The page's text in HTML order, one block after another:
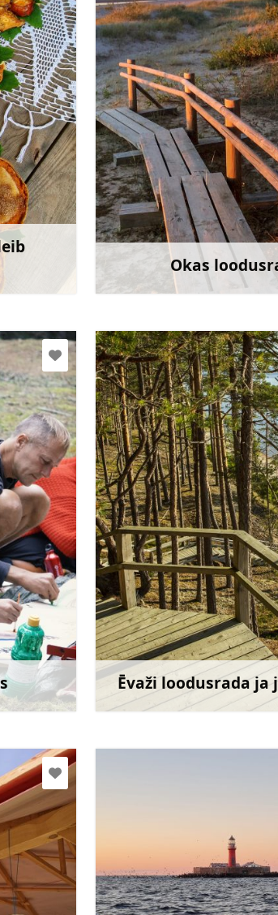
teavet
Okas
slitere@daba.gov.lv
+371 67800389
Mine
teavet
Ēvaži loodusrada ja
slitere@daba.gov.lv
+371 67800389
Mine